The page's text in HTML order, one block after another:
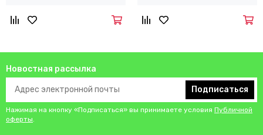
Новостная рассылка
Подписаться
Нажимая на кнопку «Подписаться» вы принимаете условия Публичной
оферты.